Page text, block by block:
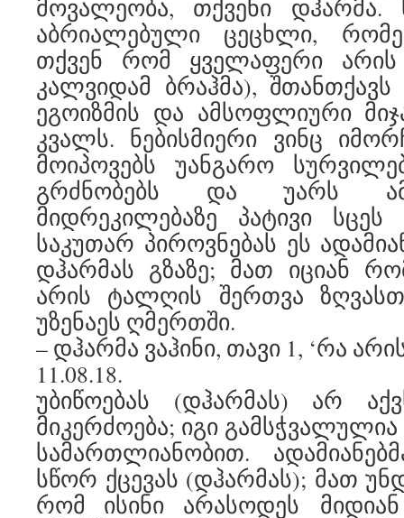
მოვალეობა, თქვენი დჰარმა.
აბრიალებული ცეცხლი,
თქვენ რომ ყველაფერი
კალვიდამ ბრაჰმა),
ეგოიზმის და ამსოფლიური
კვალს. ნებისმიერი ვინც
მოიპოვებს უანგარო
გრძნობებს და უარს
მიდრეკილებაზე პატივი
საკუთარ პიროვნებას ეს
დჰარმას გზაზე; მათ იციან
არის ტალღის შერთვა
უზენაეს ღმერთში.
– დჰარმა ვაჰინი, თავი 1, ‘რა
11.08.18.
უბიწოებას (დჰარმას) არ
მიკერძოება; იგი
სამართლიანობით.
სწორ ქცევას (დჰარმას); მათ
რომ ისინი არასოდეს